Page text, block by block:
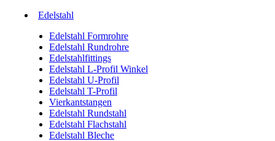
Edelstahl
Edelstahl Formrohre
Edelstahl Rundrohre
Edelstahlfittings
Edelstahl L-Profil Winkel
Edelstahl U-Profil
Edelstahl T-Profil
Vierkantstangen
Edelstahl Rundstahl
Edelstahl Flachstahl
Edelstahl Bleche